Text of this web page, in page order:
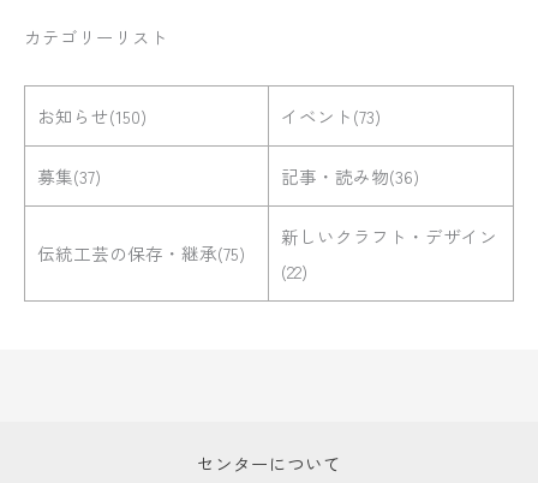
カテゴリーリスト
お知らせ(150) イベント(73)
募集(37) 記事・読み物(36)
伝統工芸の保存・継承(75)
新しいクラフト・デザイン
(22)
センターについて